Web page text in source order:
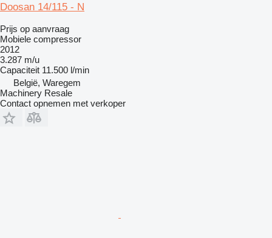
Doosan 14/115 - N
Prijs op aanvraag
Mobiele compressor
2012
3.287 m/u
Capaciteit 11.500 l/min
België, Waregem
Machinery Resale
Contact opnemen met verkoper